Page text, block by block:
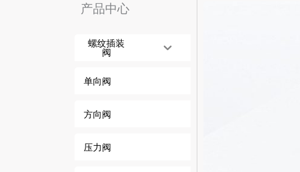
产品中心
螺纹插装
阀
单向阀
方向阀
压力阀